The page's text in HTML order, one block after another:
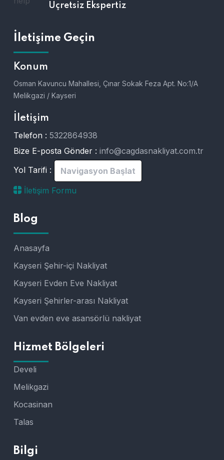
Üçretsiz Ekspertiz
İletişime Geçin
Konum
Osman Kavuncu Mahallesi, Çınar Sokak Feza Apt. No:1/A
Melikgazi / Kayseri
İletişim
Telefon : 5322864938
Bize E-posta Gönder : info@cagdasnakliyat.com.tr
Yol Tarifi :
Navigasyon Başlat
İletişim Formu
Blog
Anasayfa
Kayseri Şehir-içi Nakliyat
Kayseri Evden Eve Nakliyat
Kayseri Şehirler-arası Nakliyat
Van evden eve asansörlü nakliyat
Hizmet Bölgeleri
Develi
Melikgazi
Kocasinan
Talas
Bilgi